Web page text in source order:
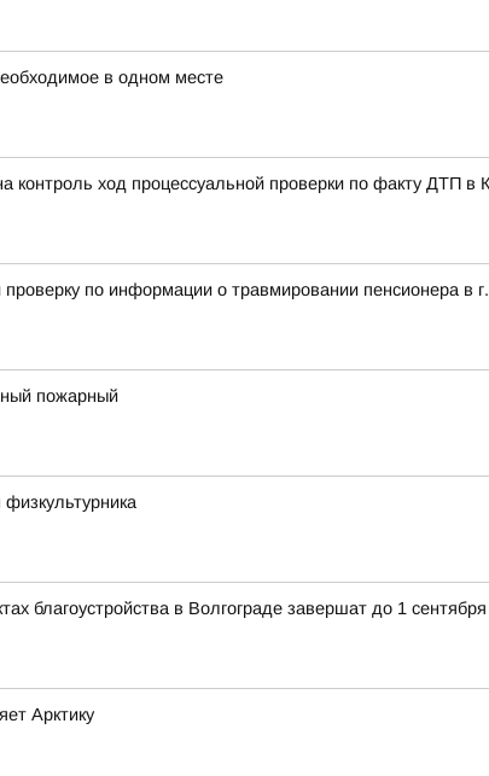
в одном месте
контроль ход процессуальной проверки по факту ДТП
по информации о травмировании пенсионера в
пожарный
благоустройства в Волгограде завершат до 1 сентября
Арктику